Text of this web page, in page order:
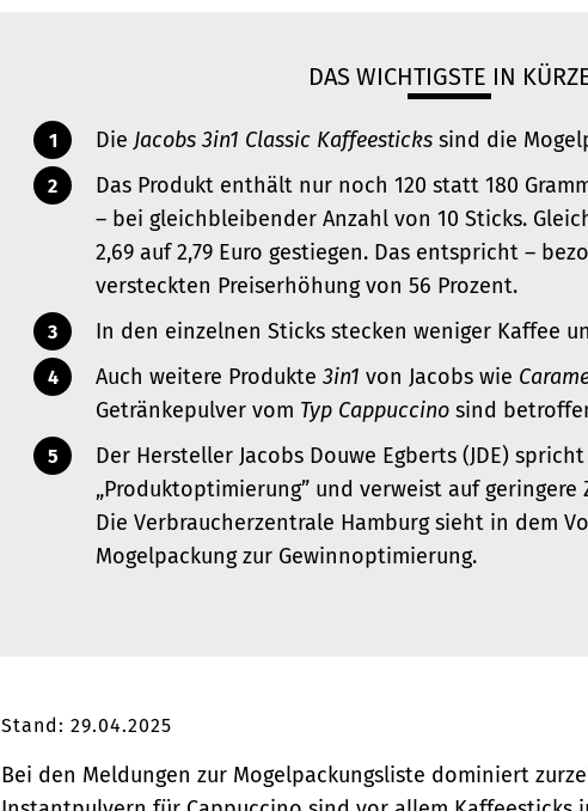
DAS WICHTIGSTE IN
Die Jacobs 3in1 Classic Kaffeesticks sind die
Das Produkt enthält nur noch 120 statt 180
– bei gleichbleibender Anzahl von 10 Sticks.
2,69 auf 2,79 Euro gestiegen. Das entspricht –
versteckten Preiserhöhung von 56 Prozent.
In den einzelnen Sticks stecken weniger Kaffee
Auch weitere Produkte 3in1 von Jacobs wie
Getränkepulver vom Typ Cappuccino sind
Der Hersteller Jacobs Douwe Egberts (JDE)
„Produktoptimierung” und verweist auf
Die Verbraucherzentrale Hamburg sieht in dem
Mogelpackung zur Gewinnoptimierung.
Stand: 29.04.2025
Bei den Meldungen zur Mogelpackungsliste dominiert